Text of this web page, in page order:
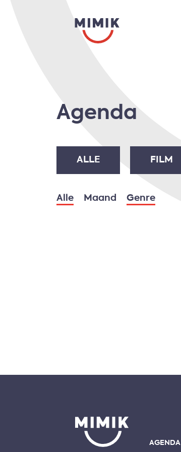
Agenda
ALLE FILM
Alle Maand Genre
AGENDA